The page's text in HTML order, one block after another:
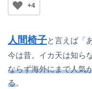
+4
人間椅子と言えば「
今は昔。イカ天は知ら
ならず海外にまで人気
る。